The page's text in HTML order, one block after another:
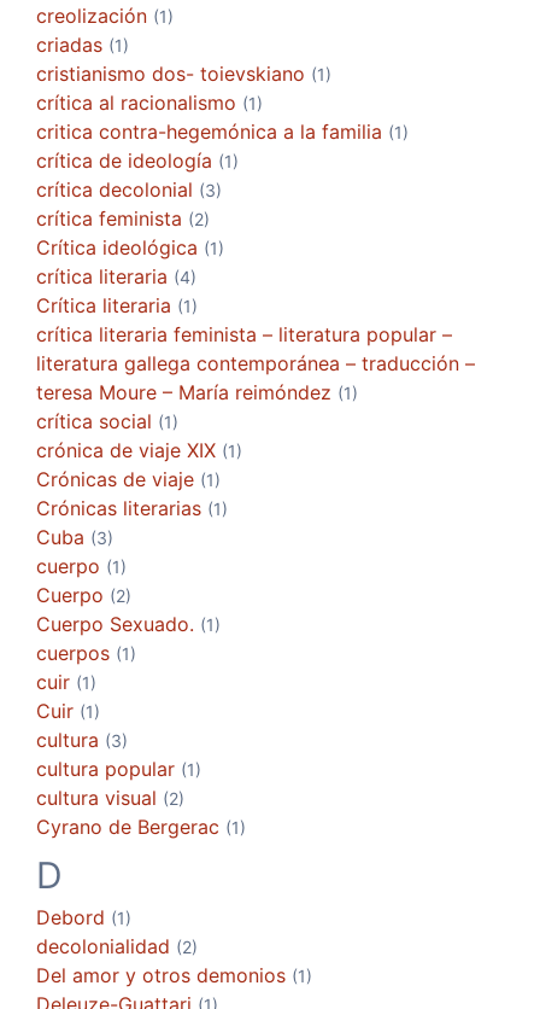
creolización (1)
criadas (1)
cristianismo dos- toievskiano (1)
crítica al racionalismo (1)
critica contra-hegemónica a la familia (1)
crítica de ideología (1)
crítica decolonial (3)
crítica feminista (2)
Crítica ideológica (1)
crítica literaria (4)
Crítica literaria (1)
crítica literaria feminista – literatura popular –
literatura gallega contemporánea – traducción –
teresa Moure – María reimóndez (1)
crítica social (1)
crónica de viaje XIX (1)
Crónicas de viaje (1)
Crónicas literarias (1)
Cuba (3)
cuerpo (1)
Cuerpo (2)
Cuerpo Sexuado. (1)
cuerpos (1)
cuir (1)
Cuir (1)
cultura (3)
cultura popular (1)
cultura visual (2)
Cyrano de Bergerac (1)
D
Debord (1)
decolonialidad (2)
Del amor y otros demonios (1)
Deleuze-Guattari (1)